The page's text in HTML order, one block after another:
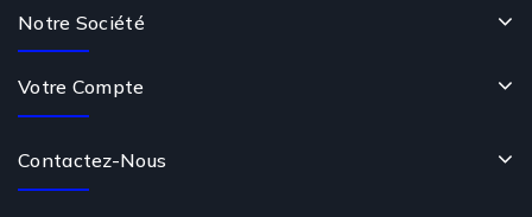
Notre Société
Votre Compte
Contactez-Nous